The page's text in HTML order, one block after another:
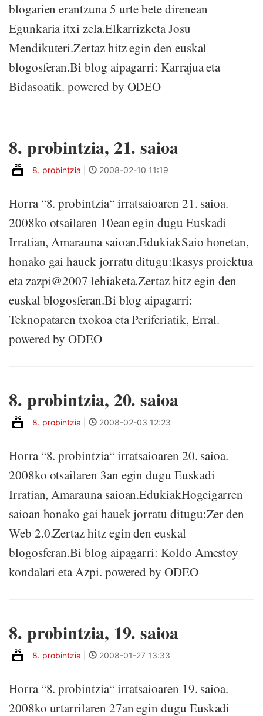
blogarien erantzuna 5 urte bete direnean
Egunkaria itxi zela.Elkarrizketa Josu
Mendikuteri.Zertaz hitz egin den euskal
blogosferan.Bi blog aipagarri: Karrajua eta
Bidasoatik. powered by ODEO
8. probintzia, 21. saioa
8. probintzia 2008-02-10 11:19
Horra “8. probintzia“ irratsaioaren 21. saioa.
2008ko otsailaren 10ean egin dugu Euskadi
Irratian, Amarauna saioan.EdukiakSaio honetan,
honako gai hauek jorratu ditugu:Ikasys proiektua
eta zazpi@2007 lehiaketa.Zertaz hitz egin den
euskal blogosferan.Bi blog aipagarri:
Teknopataren txokoa eta Periferiatik, Erral.
powered by ODEO
8. probintzia, 20. saioa
8. probintzia 2008-02-03 12:23
Horra “8. probintzia“ irratsaioaren 20. saioa.
2008ko otsailaren 3an egin dugu Euskadi
Irratian, Amarauna saioan.EdukiakHogeigarren
saioan honako gai hauek jorratu ditugu:Zer den
Web 2.0.Zertaz hitz egin den euskal
blogosferan.Bi blog aipagarri: Koldo Amestoy
kondalari eta Azpi. powered by ODEO
8. probintzia, 19. saioa
8. probintzia 2008-01-27 13:33
Horra “8. probintzia“ irratsaioaren 19. saioa.
2008ko urtarrilaren 27an egin dugu Euskadi